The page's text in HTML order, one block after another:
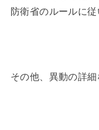
防衛省のルールに従
その他、異動の詳細